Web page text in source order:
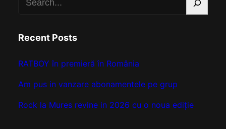
r
h
Recent Posts
RATBOY în premieră în România
Am pus in vanzare abonamentele pe grup
Rock la Mures revine in 2026 cu o noua ediție